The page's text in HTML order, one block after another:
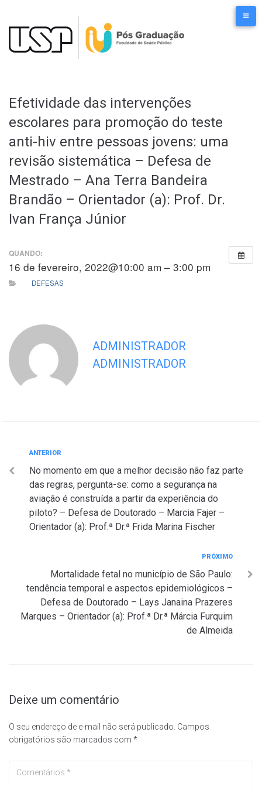
conteúdo
Efetividade das intervenções
escolares para promoção do teste
anti-hiv entre pessoas jovens: uma
revisão sistemática – Defesa de
Mestrado – Ana Terra Bandeira
Brandão – Orientador (a): Prof. Dr.
Ivan França Júnior
QUANDO:
16 de fevereiro, 2022@10:00 am – 3:00 pm
DEFESAS
ADMINISTRADOR
ADMINISTRADOR
Navegação
de
Post
Anterior
ANTERIOR
No momento em que a melhor decisão não faz parte
das regras, pergunta-se: como a segurança na
aviação é construída a partir da experiência do
piloto? – Defesa de Doutorado – Marcia Fajer –
Orientador (a): Prof.ª Dr.ª Frida Marina Fischer
PRÓXIMO
Mortalidade fetal no município de São Paulo:
tendência temporal e aspectos epidemiológicos –
Defesa de Doutorado – Lays Janaina Prazeres
Marques – Orientador (a): Prof.ª Dr.ª Márcia Furquim
de Almeida
Deixe um comentário
O seu endereço de e-mail não será publicado. Campos
obrigatórios são marcados com *